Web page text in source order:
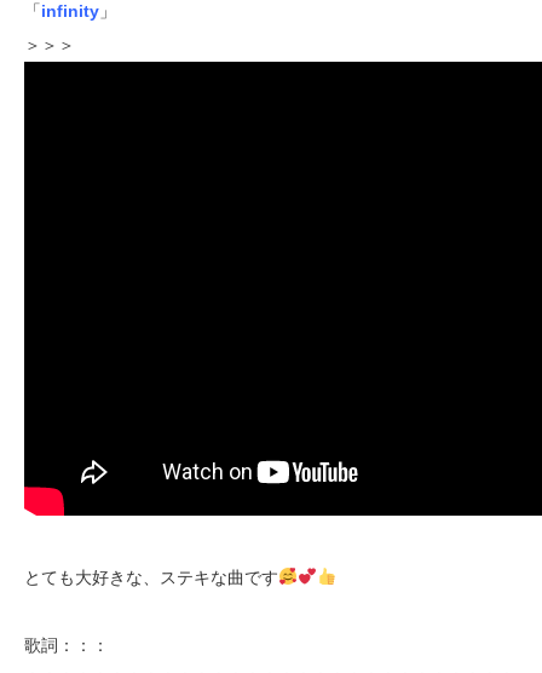
「infinity 」
＞＞＞
とても大好きな、ステキな曲です
歌詞：：：